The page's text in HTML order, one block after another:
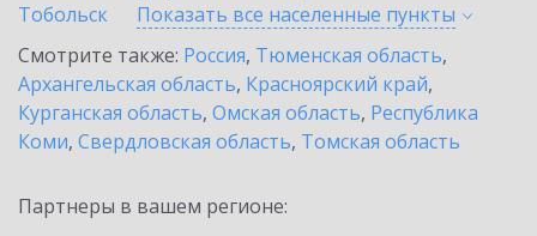
Тобольск
Показать все населенные пункты
Смотрите также: Россия, Тюменская область,
Архангельская область, Красноярский край,
Курганская область, Омская область, Республика
Коми, Свердловская область, Томская область
Партнеры в вашем регионе: